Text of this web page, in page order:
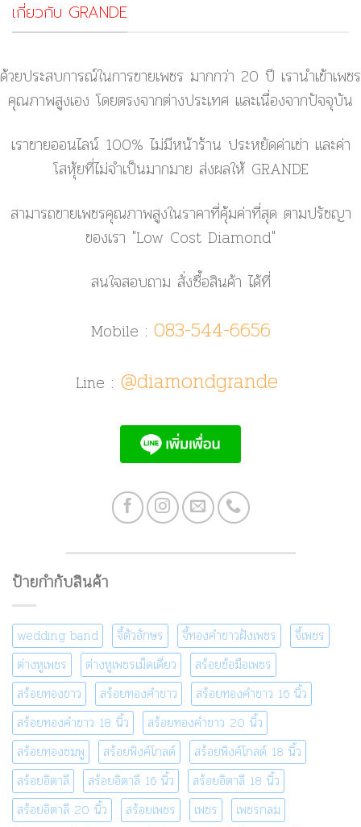
เกี่ยวกับ GRANDE
ด้วยประสบการณ์ในการขายเพชร มากกว่า 20 ปี เรานำเข้าเพชร
คุณภาพสูงเอง โดยตรงจากต่างประเทศ และเนื่องจากปัจจุบัน
เราขายออนไลน์ 100% ไม่มีหน้าร้าน ประหยัดค่าเช่า และค่า
โสหุ้ยที่ไม่จำเป็นมากมาย ส่งผลให้ GRANDE
สามารถขายเพชรคุณภาพสูงในราคาที่คุ้มค่าที่สุด ตามปรัชญา
ของเรา "Low Cost Diamond"
สนใจสอบถาม สั่งซื้อสินค้า ได้ที่
Mobile : 083-544-6656
Line : @diamondgrande
ป้ายกำกับสินค้า
wedding band จี้ตัวอักษร จี้ทองคำขาวฝังเพชร
จี้เพชร
ต่างหูเพชร
ต่างหูเพชรเม็ดเดี่ยว
สร้อยข้อมือเพชร
สร้อยทองขาว
สร้อยทองคำขาว
สร้อยทองคำขาว 16 นิ้ว
สร้อยทองคำขาว 18 นิ้ว
สร้อยทองคำขาว 20 นิ้ว
สร้อยทองชมพู
สร้อยพิงค์โกลด์
สร้อยพิงค์โกลด์ 18 นิ้ว
สร้อยอิตาลี
สร้อยอิตาลี 16 นิ้ว
สร้อยอิตาลี 18 นิ้ว
สร้อยอิตาลี 20 นิ้ว
สร้อยเพชร เพชร
เพชรกลม